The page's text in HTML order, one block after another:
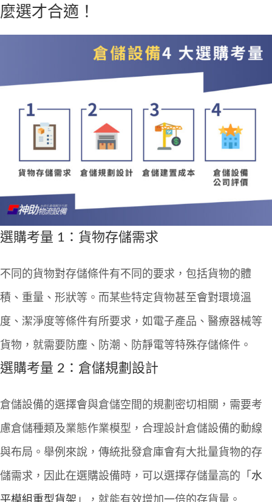
麼選才合適！
選購考量 1：貨物存儲需求
不同的貨物對存儲條件有不同的要求，包括貨物的體
積、重量、形狀等。而某些特定貨物甚至會對環境溫
度、潔淨度等條件有所要求，如電子產品、醫療器械等
貨物，就需要防塵、防潮、防靜電等特殊存儲條件。
選購考量 2： 倉儲規劃 設計
倉儲設備的選擇會與倉儲空間的規劃密切相關，需要考
慮倉儲種類及業態作業模型，合理設計倉儲設備的動線
與布局。舉例來說，傳統批發倉庫會有大批量貨物的存
儲需求，因此在選購設備時，可以選擇存儲量高的「 水
平模組重型貨架 」，就能有效增加一倍的存貨量。